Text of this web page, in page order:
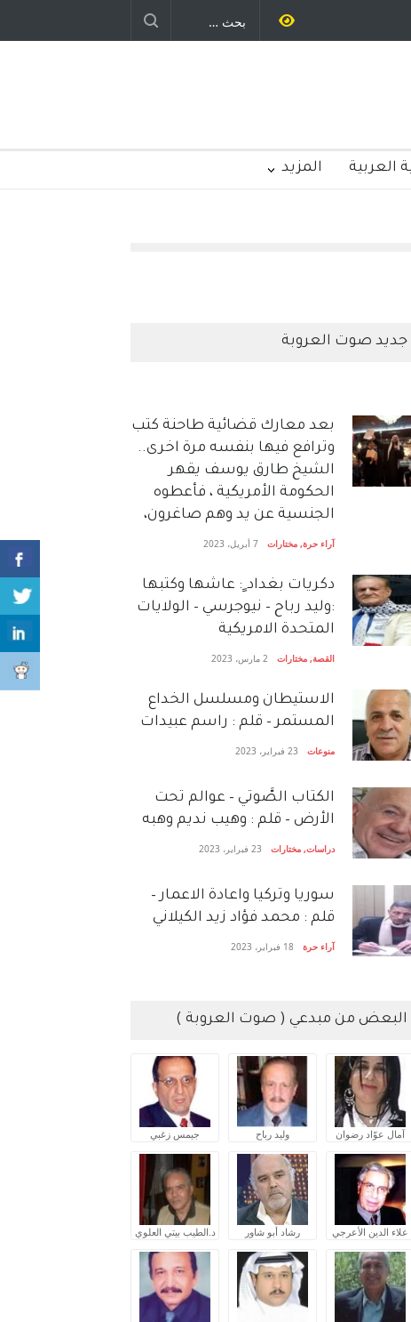
رباح – نيوجرسي – الولايات المتحدة
الامريكية
العربية المزيد
جديد صوت العروبة
بعد معارك قضائية طاحنة كتب
وترافع فيها بنفسه مرة اخرى..
الشيخ طارق يوسف يقهر
الحكومة الأمريكية ، فأعطوه
الجنسية عن يد وهم صاغرون،
آراء حرة, مختارات 7 أبريل، 2023
دكريات بغداد ٍ: عاشها وكتبها
:وليد رباح – نيوجرسي – الولايات
المتحدة الامريكية
القصة, مختارات 2 مارس، 2023
الاستيطان ومسلسل الخداع
المستمر – قلم : راسم عبيدات
منوعات 23 فبراير، 2023
الكتاب الصَّوتي – عوالم تحت
الأرض – قلم : وهيب نديم وهبه
دراسات, مختارات 23 فبراير، 2023
سوريا وتركيا واعادة الاعمار –
قلم : محمد فؤاد زيد الكيلاني
آراء حرة 18 فبراير، 2023
البعض من مبدعي ( صوت العروبة )
آمال عوّاد رضوان وليد رباح جيمس زغبي
علاء الدين الأعرجي رشاد أبو شاور د.الطيب بيتي العلوي